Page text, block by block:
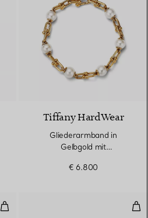
2 Materialien
Tiffany HardWear
Gliederarmband in
Gelbgold mit
€ 6.800
Square Armreif mit Pavé-